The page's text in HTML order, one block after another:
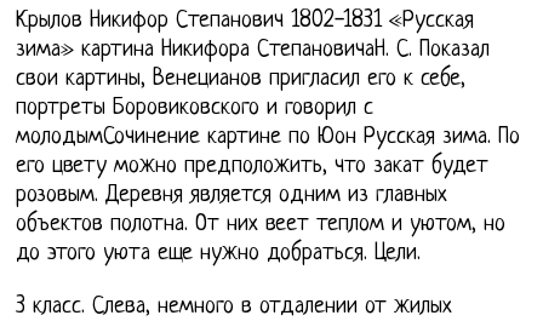
Крылов Никифор Степанович 1802-1831 «Русская
зима» картина Никифора СтепановичаН. С. Показал
свои картины, Венецианов пригласил его к себе,
портреты Боровиковского и говорил с
молодымСочинение картине по Юон Русская зима. По
его цвету можно предположить, что закат будет
розовым. Деревня является одним из главных
объектов полотна. От них веет теплом и уютом, но
до этого уюта еще нужно добраться. Цели.
3 класс. Слева, немного в отдалении от жилых